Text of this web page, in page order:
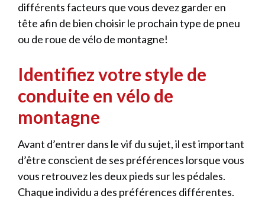
différents facteurs que vous devez garder en
tête afin de bien choisir le prochain type de pneu
ou de roue de vélo de montagne!
Identifiez votre style de
conduite en vélo de
montagne
Avant d’entrer dans le vif du sujet, il est important
d’être conscient de ses préférences lorsque vous
vous retrouvez les deux pieds sur les pédales.
Chaque individu a des préférences différentes.